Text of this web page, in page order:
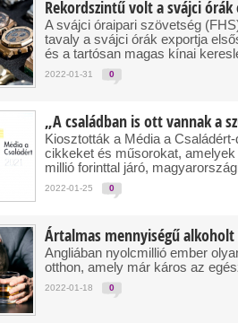
Rekordszintű volt a svájci
A svájci óraipari szövetség
tavaly a svájci órák exportja
és a tartósan magas kínai
2022-01-31 0
„A családban is ott vannak a
Kiosztották a Média a
cikkeket és műsorokat,
millió forinttal járó,
2022-01-25 0
Ártalmas mennyiségű
Angliában nyolcmillió ember
otthon, amely már káros az
2022-01-18 0